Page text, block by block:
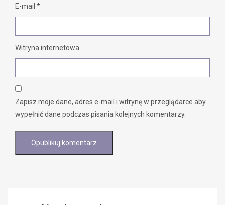
E-mail *
Witryna internetowa
Zapisz moje dane, adres e-mail i witrynę w przeglądarce aby
wypełnić dane podczas pisania kolejnych komentarzy.